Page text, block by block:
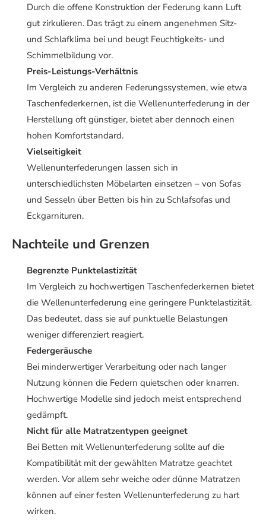
Durch die offene Konstruktion der Federung kann Luft
gut zirkulieren. Das trägt zu einem angenehmen Sitz-
und Schlafklima bei und beugt Feuchtigkeits- und
Schimmelbildung vor.
Preis-Leistungs-Verhältnis
Im Vergleich zu anderen Federungssystemen, wie etwa
Taschenfederkernen, ist die Wellenunterfederung in der
Herstellung oft günstiger, bietet aber dennoch einen
hohen Komfortstandard.
Vielseitigkeit
Wellenunterfederungen lassen sich in
unterschiedlichsten Möbelarten einsetzen – von Sofas
und Sesseln über Betten bis hin zu Schlafsofas und
Eckgarnituren.
Nachteile und Grenzen
Begrenzte Punktelastizität
Im Vergleich zu hochwertigen Taschenfederkernen bietet
die Wellenunterfederung eine geringere Punktelastizität.
Das bedeutet, dass sie auf punktuelle Belastungen
weniger differenziert reagiert.
Federgeräusche
Bei minderwertiger Verarbeitung oder nach langer
Nutzung können die Federn quietschen oder knarren.
Hochwertige Modelle sind jedoch meist entsprechend
gedämpft.
Nicht für alle Matratzentypen geeignet
Bei Betten mit Wellenunterfederung sollte auf die
Kompatibilität mit der gewählten Matratze geachtet
werden. Vor allem sehr weiche oder dünne Matratzen
können auf einer festen Wellenunterfederung zu hart
wirken.